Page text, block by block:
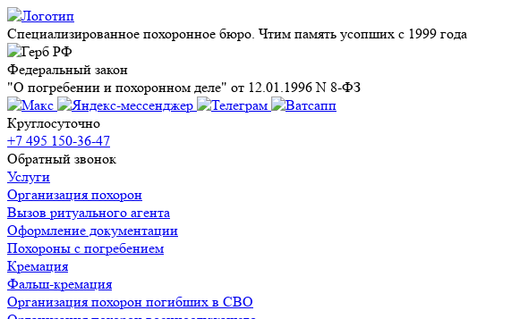
Специализированное похоронное бюро. Чтим память усопших с 1999 года
Федеральный закон
"О погребении и похоронном деле" от 12.01.1996 N 8-ФЗ
Круглосуточно
+7 495 150-36-47
Обратный звонок
Услуги
Организация похорон
Вызов ритуального агента
Оформление документации
Похороны с погребением
Кремация
Фальш-кремация
Организация похорон погибших в СВО